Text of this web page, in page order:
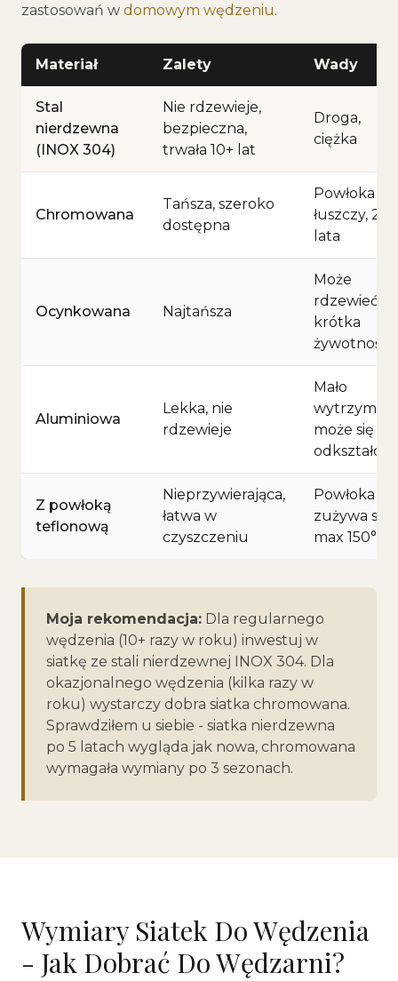
zastosowań w domowym wędzeniu.
Materiał Zalety Wady
Stal
nierdzewna
(INOX 304)
Nie rdzewieje,
bezpieczna,
trwała 10+ lat
Droga,
ciężka
Chromowana
Tańsza, szeroko
dostępna
Powłoka się
łuszczy, 2-4
lata
Ocynkowana Najtańsza
Może
rdzewieć,
krótka
żywotność
Aluminiowa
Lekka, nie
rdzewieje
Mało
wytrzymała,
może się
odkształcić
Z powłoką
teflonową
Nieprzywierająca,
łatwa w
czyszczeniu
Powłoka
zużywa się,
max 150°C
Moja rekomendacja: Dla regularnego
wędzenia (10+ razy w roku) inwestuj w
siatkę ze stali nierdzewnej INOX 304. Dla
okazjonalnego wędzenia (kilka razy w
roku) wystarczy dobra siatka chromowana.
Sprawdziłem u siebie - siatka nierdzewna
po 5 latach wygląda jak nowa, chromowana
wymagała wymiany po 3 sezonach.
Wymiary Siatek Do Wędzenia
- Jak Dobrać Do Wędzarni?